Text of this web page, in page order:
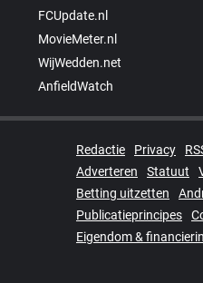
FCUpdate.nl
MovieMeter.nl
WijWedden.net
AnfieldWatch
Redactie Privacy
Adverteren
Statuut
Betting uitzetten
Publicatieprincipes
Eigendom &